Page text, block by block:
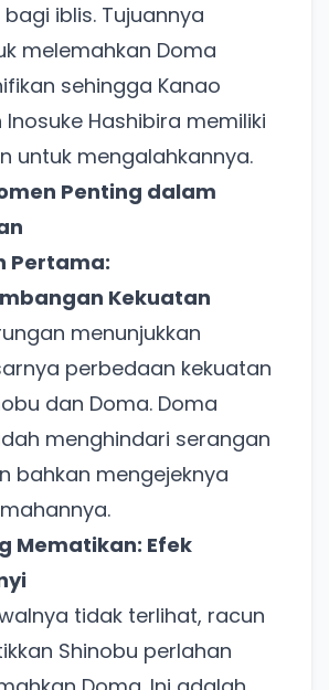
iblis. Tujuannya
melemahkan Doma
sehingga Kanao
Inosuke Hashibira memiliki
untuk mengalahkannya.
Penting dalam
Pertama:
Kekuatan
menunjukkan
perbedaan kekuatan
dan Doma. Doma
menghindari serangan
bahkan mengejeknya
Mematikan: Efek
tidak terlihat, racun
Shinobu perlahan